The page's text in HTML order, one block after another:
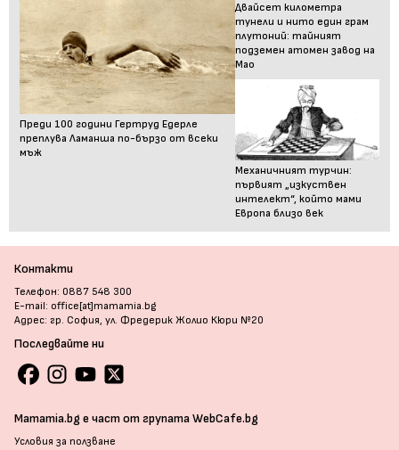
Преди 100 години Гертруд Едерле
преплува Ламанша по-бързо от всеки
мъж
Двайсет километра
тунели и нито един грам
плутоний: тайният
подземен атомен завод на
Мао
Механичният турчин:
първият „изкуствен
интелект“, който мами
Европа близо век
Контакти
Телефон: 0887 548 300
E-mail: office[at]mamamia.bg
Адрес: гр. София, ул. Фредерик Жолио Кюри №20
Последвайте ни
Mamamia.bg е част от групата WebCafe.bg
Условия за ползване